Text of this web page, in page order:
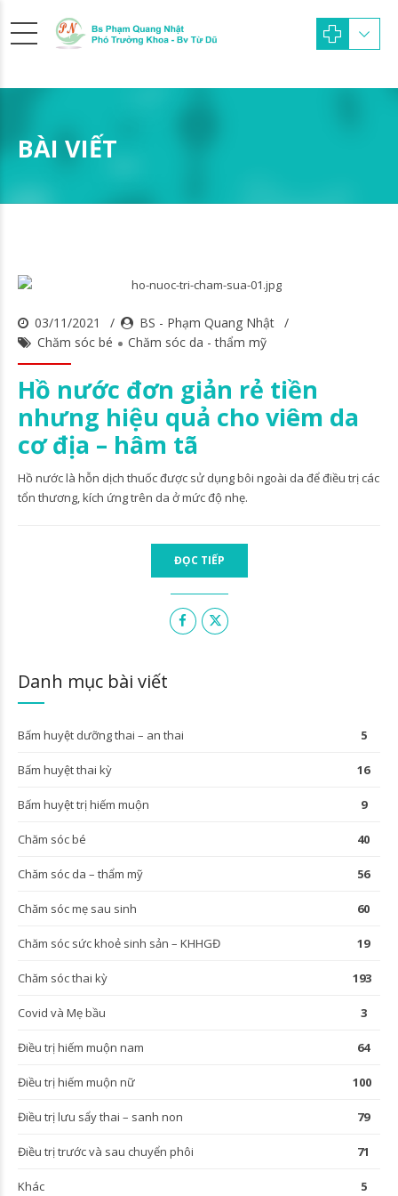
BÀI VIẾT
03/11/2021
BS - Phạm Quang Nhật
Chăm sóc bé
Chăm sóc da - thẩm mỹ
Hồ nước đơn giản rẻ tiền
nhưng hiệu quả cho viêm da
cơ địa – hâm tã
Hồ nước là hỗn dịch thuốc được sử dụng bôi ngoài da để điều trị các
tổn thương, kích ứng trên da ở mức độ nhẹ.
ĐỌC TIẾP
Danh mục bài viết
Bấm huyệt dưỡng thai – an thai 5
Bấm huyệt thai kỳ 16
Bấm huyệt trị hiếm muộn 9
Chăm sóc bé 40
Chăm sóc da – thẩm mỹ 56
Chăm sóc mẹ sau sinh 60
Chăm sóc sức khoẻ sinh sản – KHHGĐ 19
Chăm sóc thai kỳ 193
Covid và Mẹ bầu 3
Điều trị hiếm muộn nam 64
Điều trị hiếm muộn nữ 100
Điều trị lưu sẩy thai – sanh non 79
Điều trị trước và sau chuyển phôi 71
Khác 5